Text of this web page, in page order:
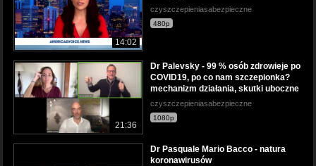
14:02
czyszczepieniasabezpieczne
480p
21:36
Dr Palevsky - 99 % osób zdrowieje po
COVID19, po co nam szczepionka?
mechanizm działania, skutki uboczne
czyszczepieniasabezpieczne
1080p
Dr Pasquale Mario Bacco - natura
koronawirusów